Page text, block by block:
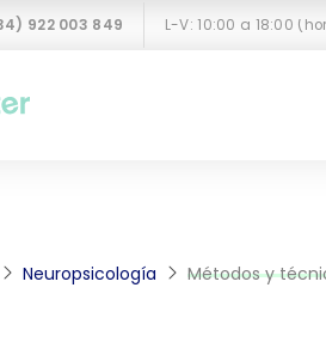
922 003 849 L-V: 10:00 a 18:00
Neuropsicología Métodos y